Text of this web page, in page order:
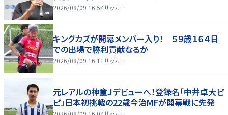
2026/08/09 16:54サッカー
キングカズが開幕メンバー入り！ ５９歳１６４日
での出場で勝利貢献なるか
2026/08/09 16:11サッカー
元レアルの神童Ｊデビューへ！登録名「中井卓大ピ
ピ」日本初挑戦の22歳今治MFが開幕戦に先発